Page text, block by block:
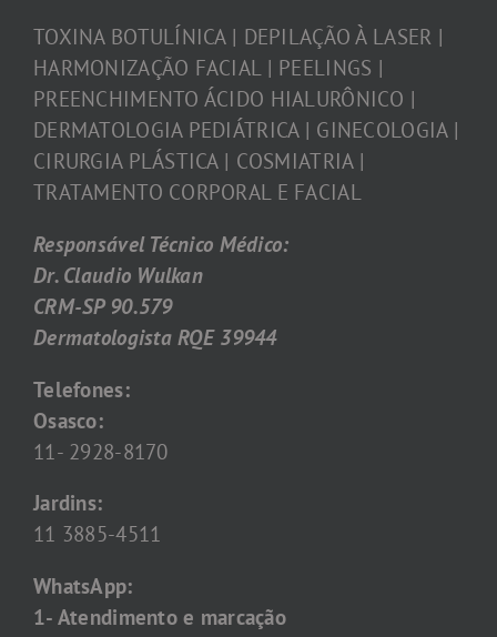
TOXINA BOTULÍNICA | DEPILAÇÃO À LASER |
HARMONIZAÇÃO FACIAL | PEELINGS |
PREENCHIMENTO ÁCIDO HIALURÔNICO |
DERMATOLOGIA PEDIÁTRICA | GINECOLOGIA |
CIRURGIA PLÁSTICA | COSMIATRIA |
TRATAMENTO CORPORAL E FACIAL
Responsável Técnico Médico:
Dr. Claudio Wulkan
CRM-SP 90.579
Dermatologista RQE 39944
Telefones:
Osasco:
11- 2928-8170
Jardins:
11 3885-4511
WhatsApp:
1- Atendimento e marcação